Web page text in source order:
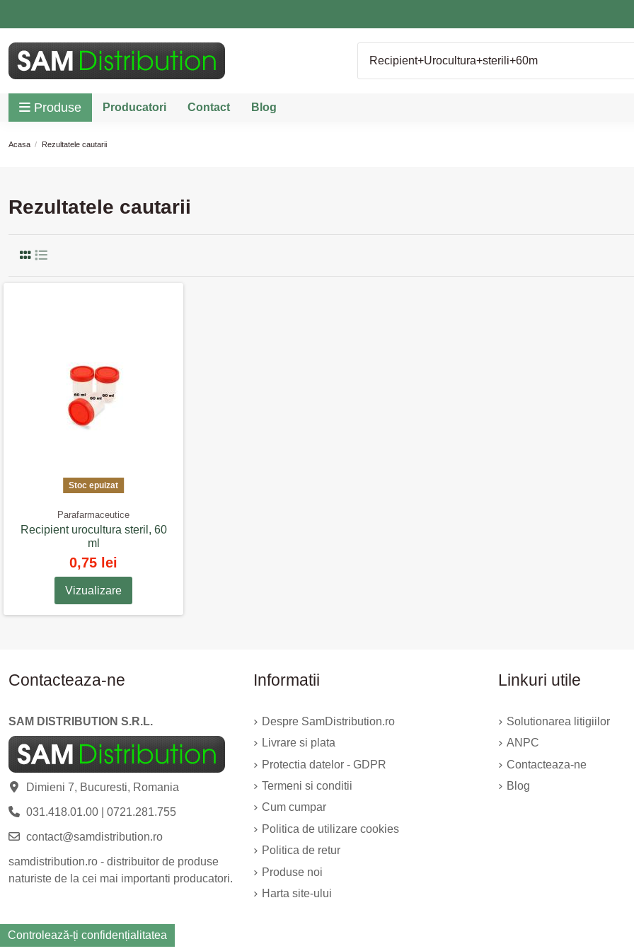
Produse Producatori Contact Blog
Acasa Rezultatele cautarii
Rezultatele cautarii
Stoc epuizat
Parafarmaceutice
Recipient urocultura steril, 60
ml
0,75 lei
Vizualizare
Contacteaza-ne
SAM DISTRIBUTION S.R.L.
Dimieni 7, Bucuresti, Romania
031.418.01.00| 0721.281.755
contact@samdistribution.ro
samdistribution.ro - distribuitor de produse
naturiste de la cei mai importanti producatori.
Informatii
Despre SamDistribution.ro
Livrare si plata
Protectia datelor - GDPR
Termeni si conditii
Cum cumpar
Politica de utilizare cookies
Politica de retur
Produse noi
Harta site-ului
Linkuri utile
Solutionarea litigiilor
ANPC
Contacteaza-ne
Blog
Controlează-ți confidențialitatea